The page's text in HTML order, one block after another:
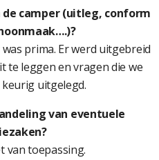
camper (uitleg, conform
prima. Er werd uitgebreid
te leggen en vragen die we
uitgelegd.
van eventuele
van toepassing.